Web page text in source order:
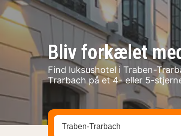
Bliv forkælet
Find luksushotel i Traben-
Trarbach på et 4- eller 5-
Søg efter destination ...